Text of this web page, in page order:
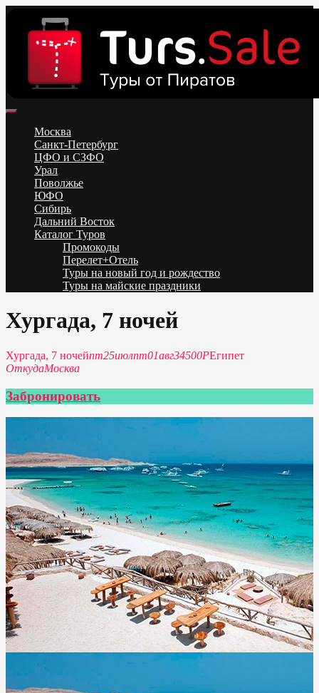
content
Низкие цены на путевки 3-7-10 ночей все включено, отдых на
море. Распродажа экскурсионных и горнолыжных туров.
Обновление каждый день. Официальный сайт Тур Сейл
Москва
Санкт-Петербург
ЦФО и СЗФО
Урал
Поволжье
ЮФО
Сибирь
Дальний Восток
Каталог Туров
Промокоды
Перелет+Отель
Туры на новый год и рождество
Туры на майские праздники
Хургада, 7 ночей
Хургада, 7 ночейпт25июлпт01авг34500PЕгипет
ОткудаМосква
Забронировать